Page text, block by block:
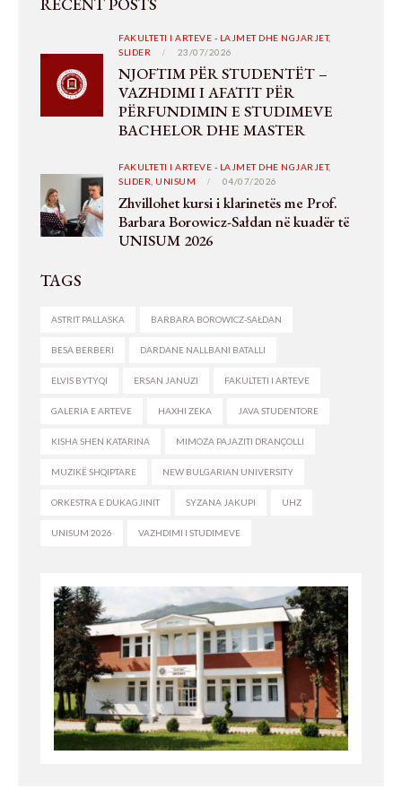
FAKULTETI I ARTEVE - LAJMET DHE NGJARJET,
SLIDER
23/07/2026
NJOFTIM PËR STUDENTËT –
VAZHDIMI I AFATIT PËR
PËRFUNDIMIN E STUDIMEVE
BACHELOR DHE MASTER
FAKULTETI I ARTEVE - LAJMET DHE NGJARJET,
SLIDER, UNISUM 04/07/2026
Zhvillohet kursi i klarinetës me Prof.
Barbara Borowicz-Sałdan në kuadër të
UNISUM 2026
TAGS
ASTRIT PALLASKA BARBARA BOROWICZ-SAŁDAN
BESA BERBERI DARDANE NALLBANI BATALLI
ELVIS BYTYQI ERSAN JANUZI FAKULTETI I ARTEVE
GALERIA E ARTEVE HAXHI ZEKA JAVA STUDENTORE
KISHA SHEN KATARINA MIMOZA PAJAZITI DRANÇOLLI
MUZIKË SHQIPTARE NEW BULGARIAN UNIVERSITY
ORKESTRA E DUKAGJINIT SYZANA JAKUPI UHZ
UNISUM 2026 VAZHDIMI I STUDIMEVE